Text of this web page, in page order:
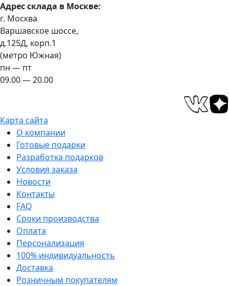
Адрес склада в Москве:
г. Москва
Варшавское шоссе,
д.125Д, корп.1
(метро Южная)
пн — пт
09.00 — 20.00
Карта сайта
О компании
Готовые подарки
Разработка подарков
Условия заказа
Новости
Контакты
FAQ
Сроки производства
Оплата
Персонализация
100% индивидуальность
Доставка
Розничным покупателям